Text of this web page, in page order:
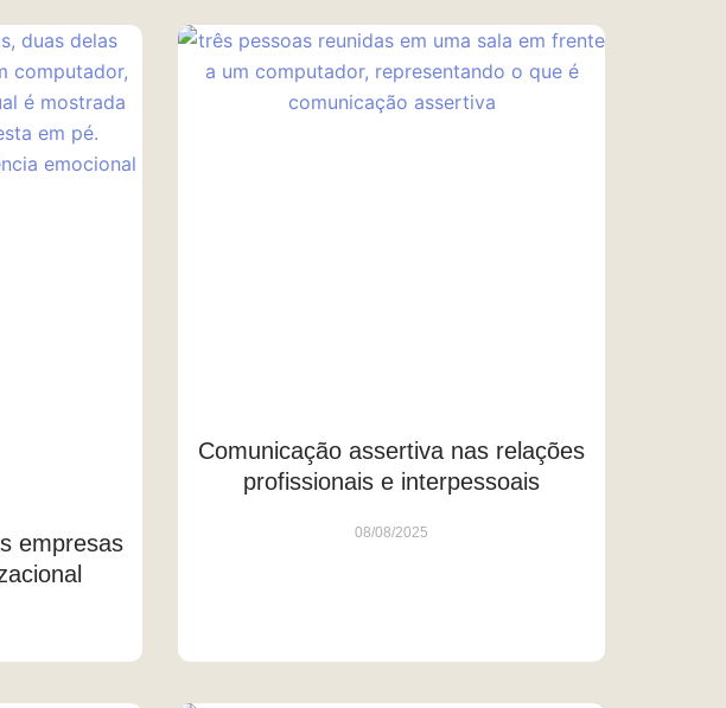
empresas
Comunicação assertiva nas relações
profissionais e interpessoais
08/08/2025